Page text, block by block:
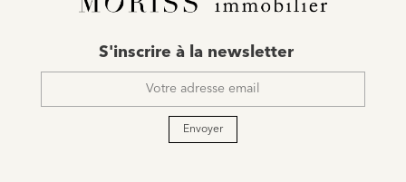
mail
S'inscrire à la newsletter
Envoyer